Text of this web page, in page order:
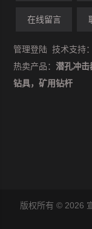
在线留言
管理登陆 技术支持
热卖产品：潜孔冲击
钻具，矿用钻杆
版权所有 © 2026